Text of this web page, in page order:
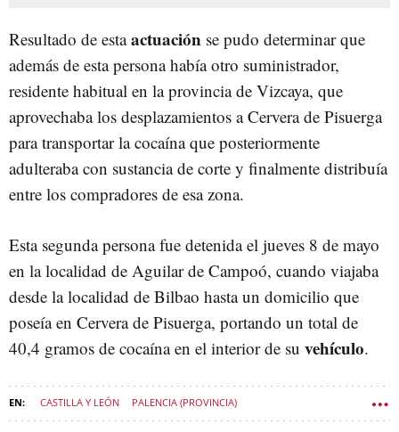
Resultado de estaactuación se pudo determinar que
además de esta persona había otro suministrador,
residente habitual en la provincia de Vizcaya, que
aprovechaba los desplazamientos a Cervera de Pisuerga
para transportar la cocaína que posteriormente
adulteraba con sustancia de corte y finalmente distribuía
entre los compradores de esa zona.
Esta segunda persona fue detenida el jueves 8 de mayo
en la localidad de Aguilar de Campoó, cuando viajaba
desde la localidad de Bilbao hasta un domicilio que
poseía en Cervera de Pisuerga, portando un total de
40,4 gramos de cocaína en el interior de su vehículo.
CASTILLA Y LEÓN PALENCIA (PROVINCIA)